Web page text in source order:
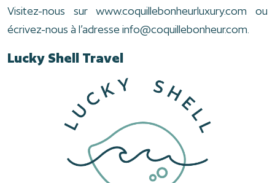
Visitez-nous sur www.coquillebonheurluxury.com ou
écrivez-nous à l’adresse info@coquillebonheur.com.
Lucky Shell Travel